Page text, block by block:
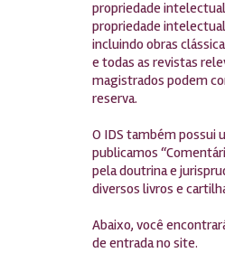
propriedade
propriedade
incluindo obras
e todas as revistas
magistrados podem
reserva.
O IDS também possui
publicamos
pela doutrina e
diversos livros e
Abaixo, você
de entrada no site.